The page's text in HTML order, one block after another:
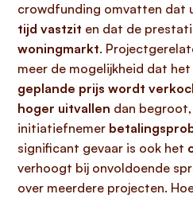
crowdfunding omvatten dat
tijd vastzit en dat de
woningmarkt.
meer de mogelijkheid dat
geplande prijs wordt
hoger uitvallen dan
initiatiefnemer
significant gevaar is ook het
verhoogt bij onvoldoende
over meerdere projecten.